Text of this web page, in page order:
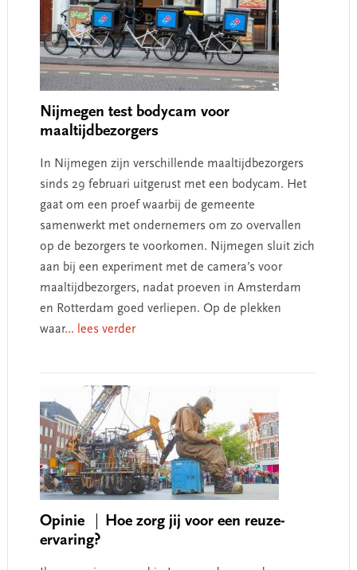
Nijmegen test bodycam voor
maaltijdbezorgers
In Nijmegen zijn verschillende maaltijdbezorgers
sinds 29 februari uitgerust met een bodycam. Het
gaat om een proef waarbij de gemeente
samenwerkt met ondernemers om zo overvallen
op de bezorgers te voorkomen. Nijmegen sluit zich
aan bij een experiment met de camera’s voor
maaltijdbezorgers, nadat proeven in Amsterdam
en Rotterdam goed verliepen. Op de plekken
waar... lees verder
Opinie
Hoe zorg jij voor een reuze-
ervaring?